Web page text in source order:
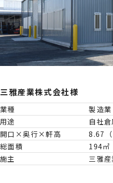
三雅産業株式会社様
業種
製造
用途
自社倉
開口×奥行×軒高
8.67
総面積
194㎡
施主
三雅